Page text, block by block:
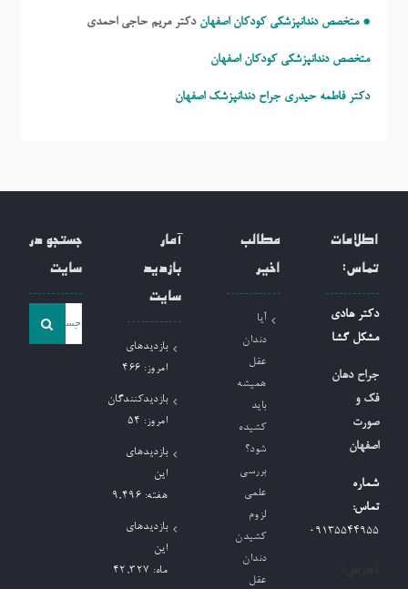
* متخصص دندانپزشکی کودکان اصفهان دکتر مریم حاجی احمدی
متخصص دندانپزشکی کودکان اصفهان
دکتر فاطمه حیدری جراح دندانپزشک اصفهان
اطلاعات
تماس:
دکتر هادی
مشکل گشا
جراح دهان
فک و
صورت
اصفهان
شماره
تماس:
09135544955
مطالب
اخیر
آیا
دندان
عقل
همیشه
باید
کشیده
شود؟
بررسی
علمی
لزوم
کشیدن
دندان
عقل
آمار
بازدید
سایت
بازدیدهای
امروز: 466
بازدیدکنندگان
امروز: 54
بازدیدهای
این
هفته: 9,496
بازدیدهای
این
ماه: 42,327
جستجو در
سایت